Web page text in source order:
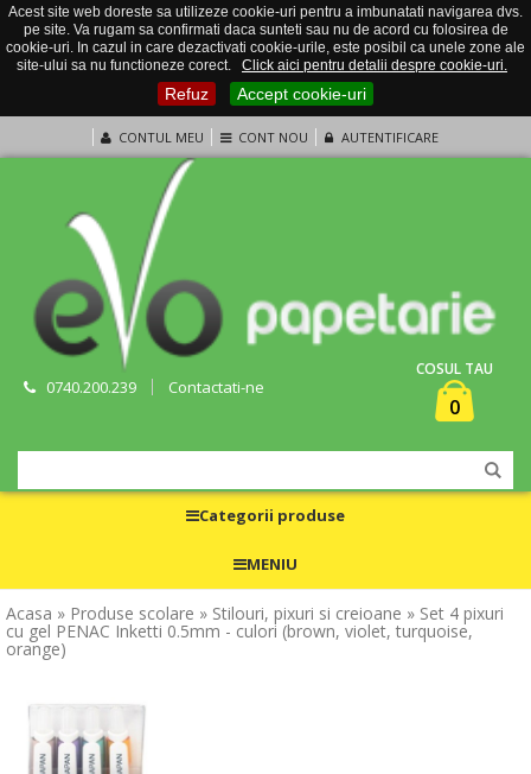
Acest site web doreste sa utilizeze cookie-uri pentru a imbunatati navigarea dvs.
pe site. Va rugam sa confirmati daca sunteti sau nu de acord cu folosirea de
cookie-uri. In cazul in care dezactivati cookie-urile, este posibil ca unele zone ale
site-ului sa nu functioneze corect.
Click aici pentru detalii despre cookie-uri.
Refuz Accept cookie-uri
CONTUL MEU CONT NOU AUTENTIFICARE
0740.200.239 Contactati-ne
COSUL TAU
0
Categorii produse
MENIU
Acasa » Produse scolare » Stilouri, pixuri si creioane » Set 4 pixuri
cu gel PENAC Inketti 0.5mm - culori (brown, violet, turquoise,
orange)